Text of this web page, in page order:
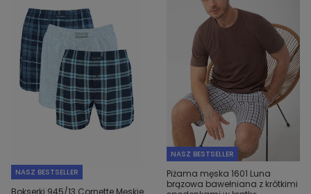
NASZ BESTSELLER
Bokserki 945/13 Cornette Męskie
NASZ BESTSELLER
Piżama męska 1601 Luna
brązowa bawełniana z krótkimi